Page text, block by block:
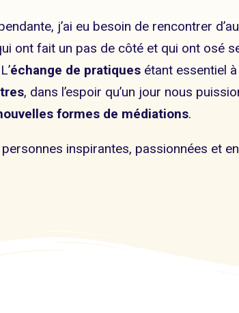
j’ai eu besoin de rencontrer
ont fait un pas de côté et qui ont osé
échange de pratiques étant essentiel
, dans l’espoir qu’un jour nous
formes de médiations.
inspirantes, passionnées et